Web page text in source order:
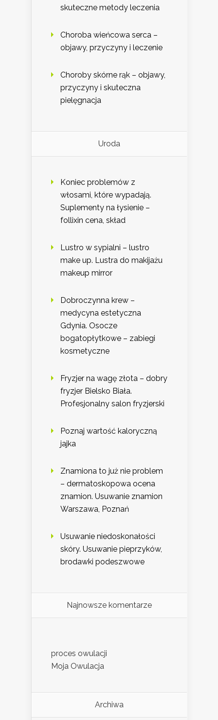
skuteczne metody leczenia
Choroba wieńcowa serca –
objawy, przyczyny i leczenie
Choroby skórne rąk – objawy,
przyczyny i skuteczna
pielęgnacja
Uroda
Koniec problemów z
włosami, które wypadają.
Suplementy na łysienie –
follixin cena, skład
Lustro w sypialni – lustro
make up. Lustra do makijażu
makeup mirror
Dobroczynna krew –
medycyna estetyczna
Gdynia. Osocze
bogatopłytkowe – zabiegi
kosmetyczne
Fryzjer na wagę złota – dobry
fryzjer Bielsko Biała.
Profesjonalny salon fryzjerski
Poznaj wartość kaloryczną
jajka
Znamiona to już nie problem
– dermatoskopowa ocena
znamion. Usuwanie znamion
Warszawa, Poznań
Usuwanie niedoskonałości
skóry. Usuwanie pieprzyków,
brodawki podeszwowe
Najnowsze komentarze
proces owulacji
Moja Owulacja
Archiwa